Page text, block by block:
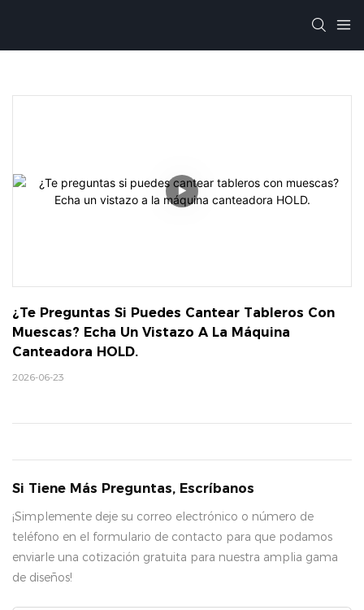
¿Te Preguntas Si Puedes Cantear Tableros Con
Muescas? Echa Un Vistazo A La Máquina
Canteadora HOLD.
2026-06-23
Si Tiene Más Preguntas, Escríbanos
¡Simplemente deje su correo electrónico o número de
teléfono en el formulario de contacto para que podamos
enviarle una cotización gratuita para nuestra amplia gama
de diseños!